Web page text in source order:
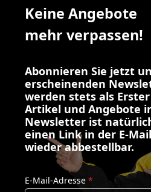
Keine Angebote
mehr verpassen!
Abonnieren Sie jetzt
erscheinenden
werden stets als
Artikel und Angebote
Newsletter ist
einen Link in der E-
wieder abbestellbar.
E-Mail-Adresse *